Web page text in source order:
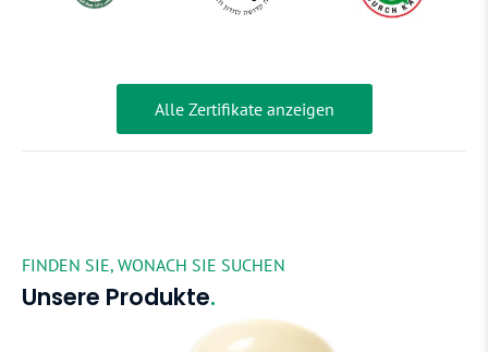
Alle Zertifikate anzeigen
FINDEN SIE, WONACH SIE SUCHEN
Unsere Produkte